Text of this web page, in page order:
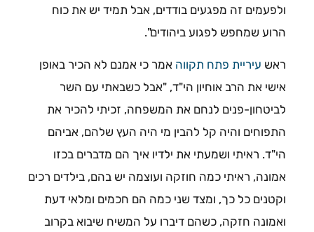
ולפעמים זה מפגעים בודדים, אבל תמיד יש את כוח
הרוע שמחפש לפגוע ביהודים".
ראש עיריית פתח תקווה אמר כי אמנם לא הכיר באופן
אישי את הרב אוחיון הי"ד, "אבל כשבאתי עם השר
לביטחון-פנים לנחם את המשפחה, זכיתי להכיר את
התפוחים והיה קל להבין מי היה העץ שלהם, אביהם
הי"ד. ראיתי ושמעתי את ילדיו איך הם מדברים בכזו
אמונה, ראיתי כמה חוזקה ועוצמה יש בהם, בילדים רכים
וקטנים כל כך, ומצד שני כמה הם חכמים ומלאי דעת
ואמונה חזקה, כשהם דיברו על המשיח שיבוא בקרוב